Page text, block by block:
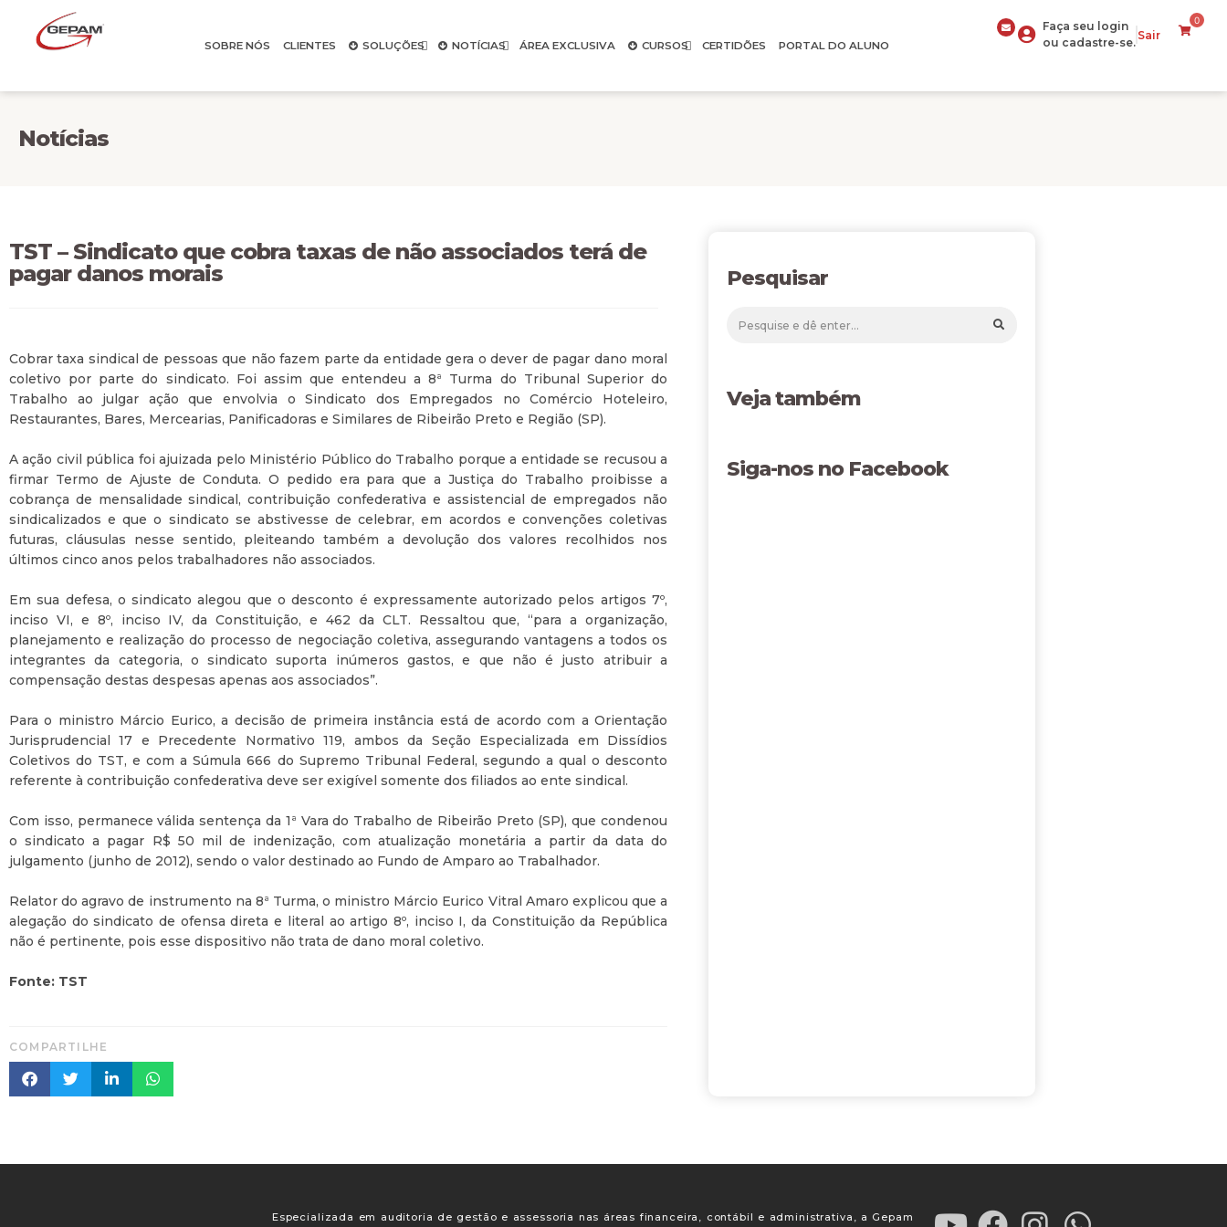
SOBRE NÓS CLIENTES SOLUÇÕES NOTÍCIAS ÁREA EXCLUSIVA CURSOS CERTIDÕES PORTAL DO ALUNO
Faça seu login
ou cadastre-se.
Sair
0
Notícias
TST – Sindicato que cobra taxas de não associados terá de
pagar danos morais
Cobrar taxa sindical de pessoas que não fazem parte da entidade gera o dever de pagar dano moral
coletivo por parte do sindicato. Foi assim que entendeu a 8ª Turma do Tribunal Superior do
Trabalho ao julgar ação que envolvia o Sindicato dos Empregados no Comércio Hoteleiro,
Restaurantes, Bares, Mercearias, Panificadoras e Similares de Ribeirão Preto e Região (SP).
A ação civil pública foi ajuizada pelo Ministério Público do Trabalho porque a entidade se recusou a
firmar Termo de Ajuste de Conduta. O pedido era para que a Justiça do Trabalho proibisse a
cobrança de mensalidade sindical, contribuição confederativa e assistencial de empregados não
sindicalizados e que o sindicato se abstivesse de celebrar, em acordos e convenções coletivas
futuras, cláusulas nesse sentido, pleiteando também a devolução dos valores recolhidos nos
últimos cinco anos pelos trabalhadores não associados.
Em sua defesa, o sindicato alegou que o desconto é expressamente autorizado pelos artigos 7º,
inciso VI, e 8º, inciso IV, da Constituição, e 462 da CLT. Ressaltou que, “para a organização,
planejamento e realização do processo de negociação coletiva, assegurando vantagens a todos os
integrantes da categoria, o sindicato suporta inúmeros gastos, e que não é justo atribuir a
compensação destas despesas apenas aos associados”.
Para o ministro Márcio Eurico, a decisão de primeira instância está de acordo com a Orientação
Jurisprudencial 17 e Precedente Normativo 119, ambos da Seção Especializada em Dissídios
Coletivos do TST, e com a Súmula 666 do Supremo Tribunal Federal, segundo a qual o desconto
referente à contribuição confederativa deve ser exigível somente dos filiados ao ente sindical.
Com isso, permanece válida sentença da 1ª Vara do Trabalho de Ribeirão Preto (SP), que condenou
o sindicato a pagar R$ 50 mil de indenização, com atualização monetária a partir da data do
julgamento (junho de 2012), sendo o valor destinado ao Fundo de Amparo ao Trabalhador.
Relator do agravo de instrumento na 8ª Turma, o ministro Márcio Eurico Vitral Amaro explicou que a
alegação do sindicato de ofensa direta e literal ao artigo 8º, inciso I, da Constituição da República
não é pertinente, pois esse dispositivo não trata de dano moral coletivo.
Fonte: TST
COMPARTILHE
Pesquisar
Veja também
Siga-nos no Facebook
Especializada em auditoria de gestão e assessoria nas áreas financeira, contábil e administrativa, a Gepam